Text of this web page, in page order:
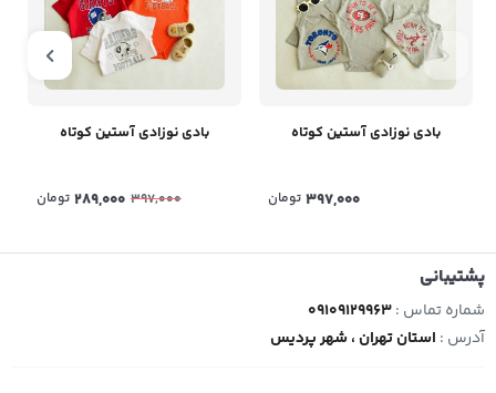
بادی نوزادی آستین کوتاه
397,000 تومان
بادی نوزادی آستین کوتاه
397,000
289,000 تومان
پشتیبانی
شماره تماس :09109129963
آدرس : استان تهران ، شهر پردیس